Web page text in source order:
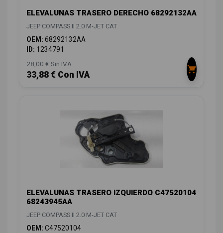
ELEVALUNAS TRASERO DERECHO 68292132AA
JEEP COMPASS II 2.0 M-JET CAT
OEM: 68292132AA
ID: 1234791
28,00 € Sin IVA
33,88 € Con IVA
ELEVALUNAS TRASERO IZQUIERDO C47520104
68243945AA
JEEP COMPASS II 2.0 M-JET CAT
OEM: C47520104